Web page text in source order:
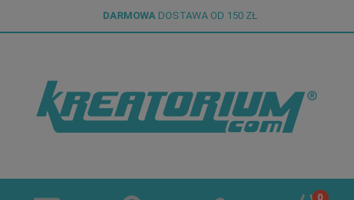
DARMOWA DOSTAWA OD 150 ZŁ